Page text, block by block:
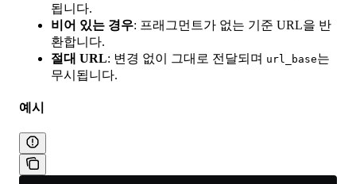
됩니다.
비어 있는 경우: 프래그먼트가 없는 기준 URL을 반
환합니다.
절대 URL: 변경 없이 그대로 전달되며 url_base는
무시됩니다.
예시